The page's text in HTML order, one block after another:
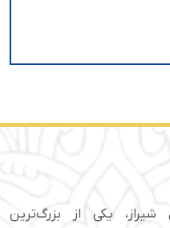
یکی از بزرگ‌ترین